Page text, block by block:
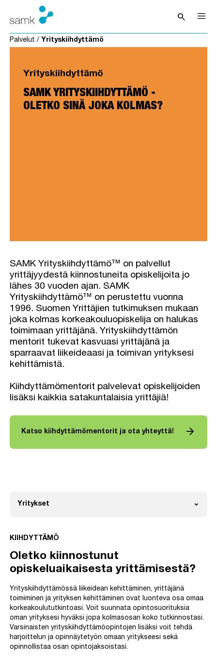
Siirry sisältöön
searchAvaa haku
Palvelut / Yrityskiihdyttämö
Yrityskiihdyttämö
SAMK YRITYSKIIHDYTTÄMÖ -
OLETKO SINÄ JOKA KOLMAS?
SAMK Yrityskiihdyttämö™ on palvellut
yrittäjyydestä kiinnostuneita opiskelijoita jo
lähes 30 vuoden ajan. SAMK
Yrityskiihdyttämö™ on perustettu vuonna
1996. Suomen Yrittäjien tutkimuksen mukaan
joka kolmas korkeakouluopiskelija on halukas
toimimaan yrittäjänä. Yrityskiihdyttämön
mentorit tukevat kasvuasi yrittäjänä ja
sparraavat liikeideaasi ja toimivan yrityksesi
kehittämistä.
Kiihdyttämömentorit palvelevat opiskelijoiden
lisäksi kaikkia satakuntalaisia yrittäjiä!
Katso kiihdyttämömentorit ja ota yhteyttä! arrow_forward
Yritykset
Avaa
expand_more
KIIHDYTTÄMÖ
Oletko kiinnostunut
opiskeluaikaisesta yrittämisestä?
Yrityskiihdyttämössä liikeidean kehittäminen, yrittäjänä
toimiminen ja yrityksen kehittäminen ovat luonteva osa omaa
korkeakoulututkintoasi. Voit suunnata opintosuorituksia
oman yrityksesi hyväksi jopa kolmasosan koko tutkinnostasi.
Varsinaisten yrityskiihdyttämöopintojen lisäksi voit tehdä
harjoittelun ja opinnäytetyön omaan yritykseesi sekä
opinnollistaa osan opintojaksoistasi.